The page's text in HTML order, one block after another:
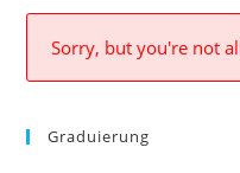
Sorry, but you're not
Graduierung